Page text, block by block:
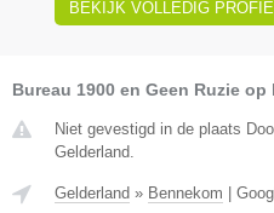
BEKIJK VOLLEDIG PROFIEL
Bureau 1900 en Geen Ruzie op
Niet gevestigd in de plaats
Gelderland.
Gelderland » Bennekom